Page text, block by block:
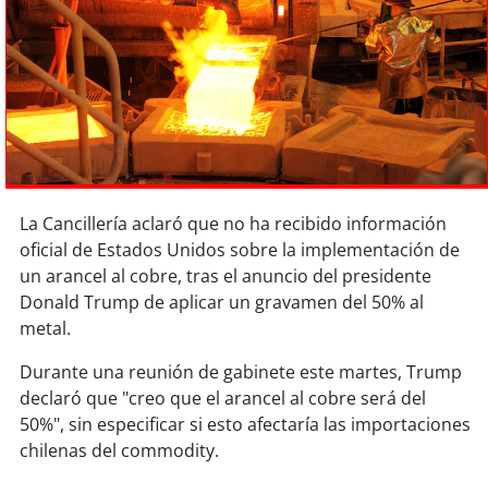
Sostenibilidad
soychile
soyarica
soycalama
soy antofagasta
soy
soy valparaíso
La Cancillería aclaró que no ha recibido información
oficial de Estados Unidos sobre la implementación de
un arancel al cobre, tras el anuncio del presidente
Donald Trump de aplicar un gravamen del 50% al
metal.
Durante una reunión de gabinete este martes, Trump
declaró que "creo que el arancel al cobre será del
50%", sin especificar si esto afectaría las importaciones
chilenas del commodity.